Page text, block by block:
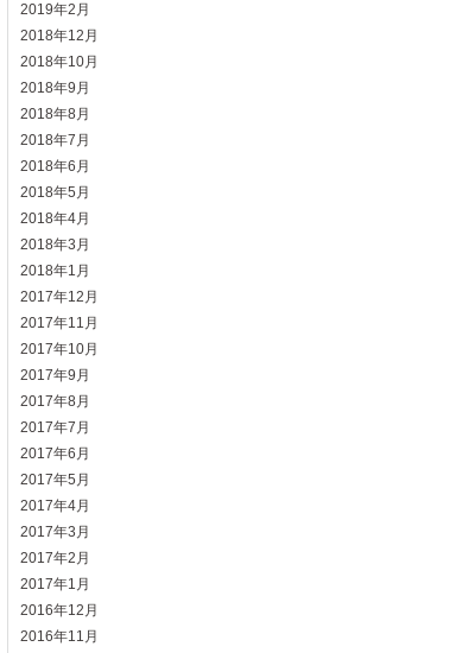
2019年2月
2018年12月
2018年10月
2018年9月
2018年8月
2018年7月
2018年6月
2018年5月
2018年4月
2018年3月
2018年1月
2017年12月
2017年11月
2017年10月
2017年9月
2017年8月
2017年7月
2017年6月
2017年5月
2017年4月
2017年3月
2017年2月
2017年1月
2016年12月
2016年11月